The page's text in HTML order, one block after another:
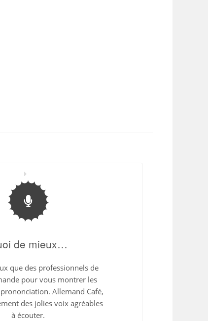
de mieux…
que des professionnels de
pour vous montrer les
Allemand Café,
des jolies voix agréables
à écouter.